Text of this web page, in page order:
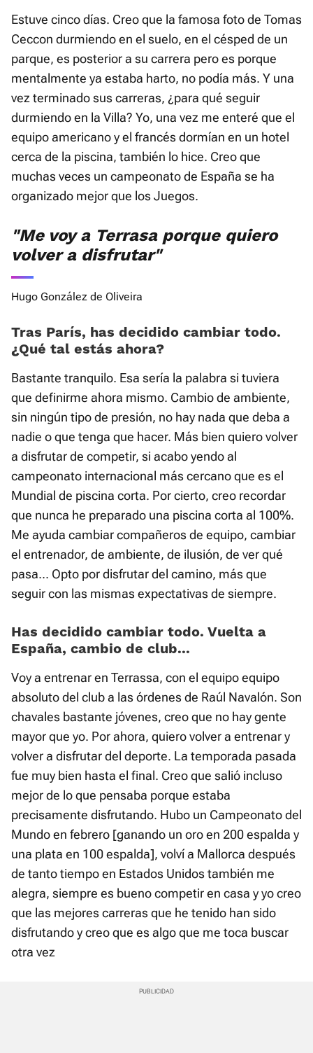
Estuve cinco días. Creo que la famosa foto de Tomas
Ceccon durmiendo en el suelo, en el césped de un
parque, es posterior a su carrera pero es porque
mentalmente ya estaba harto, no podía más. Y una
vez terminado sus carreras, ¿para qué seguir
durmiendo en la Villa? Yo, una vez me enteré que el
equipo americano y el francés dormían en un hotel
cerca de la piscina, también lo hice. Creo que
muchas veces un campeonato de España se ha
organizado mejor que los Juegos.
"Me voy a Terrasa porque quiero
volver a disfrutar"
Hugo González de Oliveira
Tras París, has decidido cambiar todo.
¿Qué tal estás ahora?
Bastante tranquilo. Esa sería la palabra si tuviera
que definirme ahora mismo. Cambio de ambiente,
sin ningún tipo de presión, no hay nada que deba a
nadie o que tenga que hacer. Más bien quiero volver
a disfrutar de competir, si acabo yendo al
campeonato internacional más cercano que es el
Mundial de piscina corta. Por cierto, creo recordar
que nunca he preparado una piscina corta al 100%.
Me ayuda cambiar compañeros de equipo, cambiar
el entrenador, de ambiente, de ilusión, de ver qué
pasa... Opto por disfrutar del camino, más que
seguir con las mismas expectativas de siempre.
Has decidido cambiar todo. Vuelta a
España, cambio de club...
Voy a entrenar en Terrassa, con el equipo equipo
absoluto del club a las órdenes de Raúl Navalón. Son
chavales bastante jóvenes, creo que no hay gente
mayor que yo. Por ahora, quiero volver a entrenar y
volver a disfrutar del deporte. La temporada pasada
fue muy bien hasta el final. Creo que salió incluso
mejor de lo que pensaba porque estaba
precisamente disfrutando. Hubo un Campeonato del
Mundo en febrero [ganando un oro en 200 espalda y
una plata en 100 espalda], volví a Mallorca después
de tanto tiempo en Estados Unidos también me
alegra, siempre es bueno competir en casa y yo creo
que las mejores carreras que he tenido han sido
disfrutando y creo que es algo que me toca buscar
otra vez